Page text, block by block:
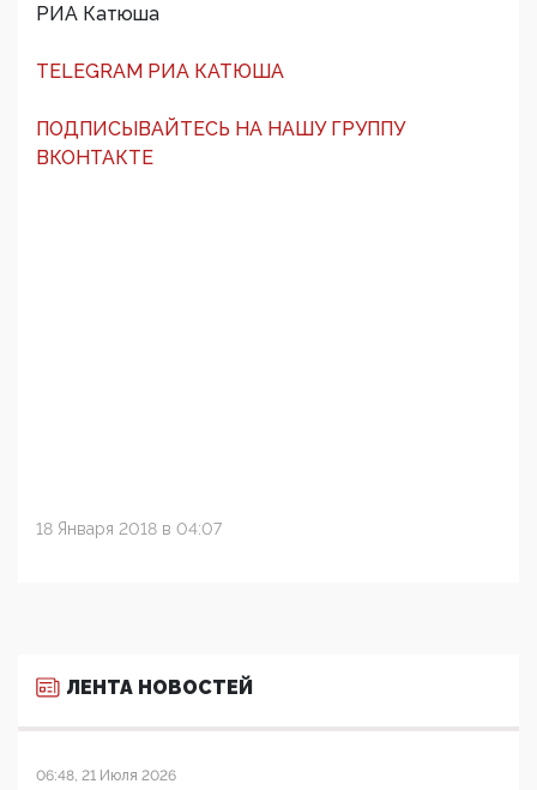
РИА Катюша
TELEGRAM РИА КАТЮША
ПОДПИСЫВАЙТЕСЬ НА НАШУ ГРУППУ
ВКОНТАКТЕ
18 Января 2018 в 04:07
ЛЕНТА НОВОСТЕЙ
06:48, 21 Июля 2026